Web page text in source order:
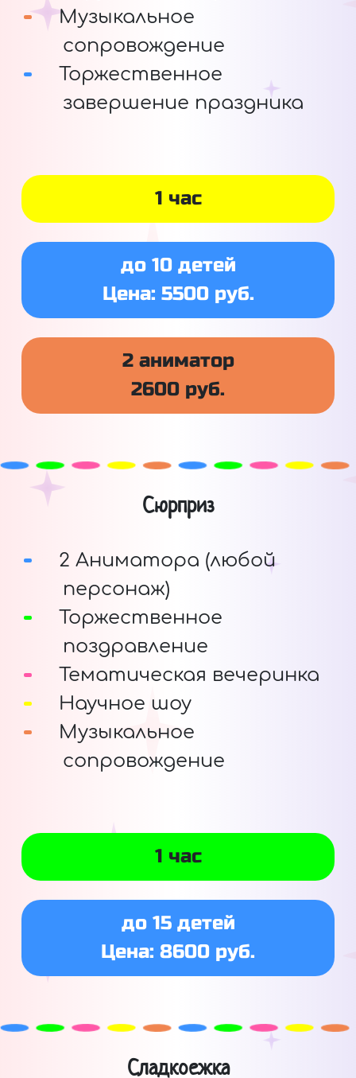
Музыкальное
сопровождение
Торжественное
завершение праздника
1 час
до 10 детей
Цена: 5500 руб.
2 аниматор
2600 руб.
Сюрприз
2 Аниматора (любой
персонаж)
Торжественное
поздравление
Тематическая вечеринка
Научное шоу
Музыкальное
сопровождение
1 час
до 15 детей
Цена: 8600 руб.
Сладкоежка